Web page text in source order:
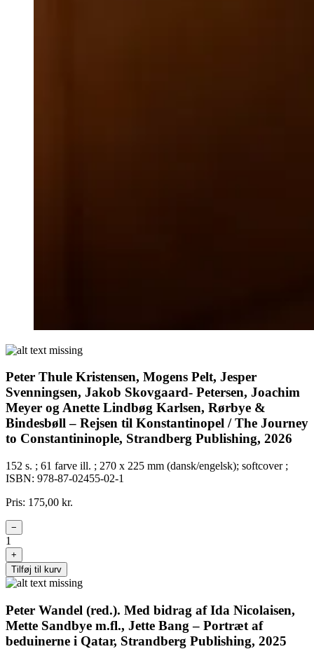
Peter Thule Kristensen, Mogens Pelt, Jesper
Svenningsen, Jakob Skovgaard- Petersen, Joachim
Meyer og Anette Lindbøg Karlsen, Rørbye &
Bindesbøll – Rejsen til Konstantinopel / The Journey
to Constantininople, Strandberg Publishing, 2026
152 s. ; 61 farve ill. ; 270 x 225 mm (dansk/engelsk); softcover ;
ISBN: 978-87-02455-02-1
Pris: 175,00 kr.
−
1
+
Tilføj til kurv
Peter Wandel (red.). Med bidrag af Ida Nicolaisen,
Mette Sandbye m.fl., Jette Bang – Portræt af
beduinerne i Qatar, Strandberg Publishing, 2025